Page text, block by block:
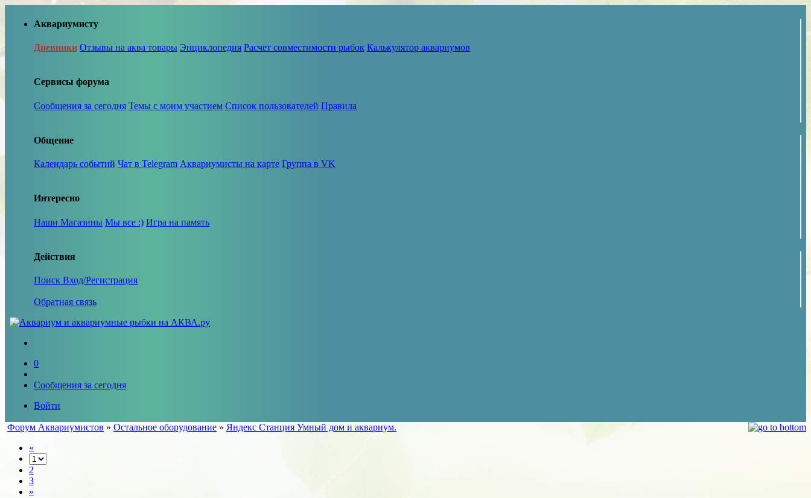
Аквариумисту
Дневники Отзывы на аква товары Энциклопедия Расчет совместимости рыбок Калькулятор аквариумов
Сервисы форума
Сообщения за сегодня Темы с моим участием Список пользователей Правила
Общение
Календарь событий Чат в Telegram Аквариумисты на карте Группа в VK
Интересно
Наши Магазины Мы все :) Игра на память
Действия
Поиск Вход/Регистрация
Обратная связь
0
Сообщения за сегодня
Войти
Форум Аквариумистов » Остальное оборудование » Яндекс Станция Умный дом и аквариум.
«
2
3
»